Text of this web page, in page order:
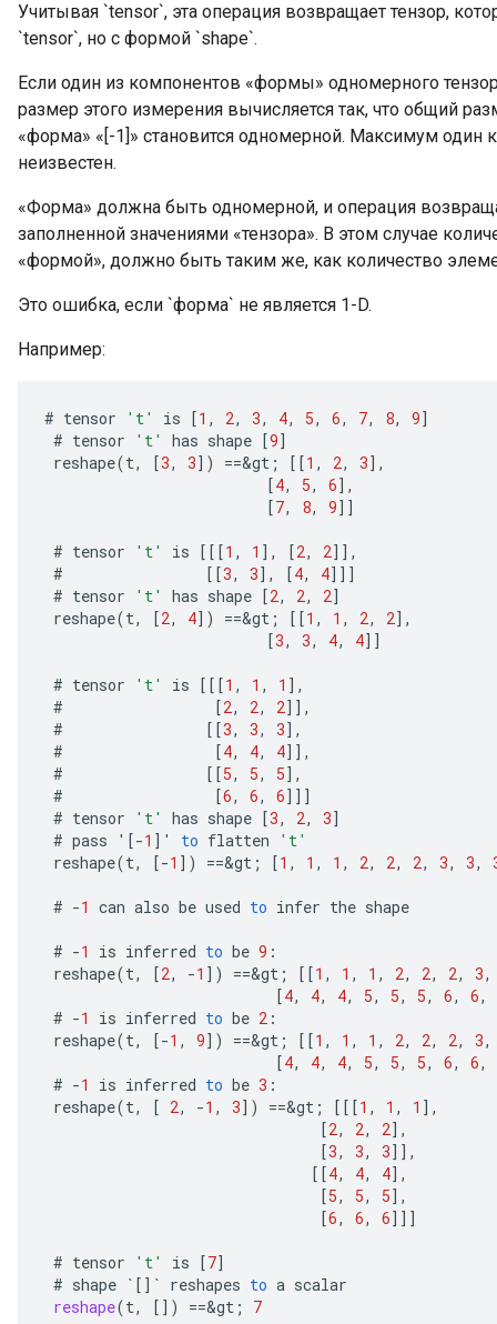
Учитывая `tensor`, эта операция возвращает тензор,
`tensor`, но с формой `shape`.
Если один из компонентов «формы» одномерного
размер этого измерения вычисляется так, что общий
«форма» «[-1]» становится одномерной. Максимум
неизвестен.
«Форма» должна быть одномерной, и операция
заполненной значениями «тензора». В этом случае
«формой», должно быть таким же, как количество
Это ошибка, если `форма` не является 1-D.
Например:
# tensor 't' is [1 , 2, 3, 4, 5, 6, 7, 8, 9]
# tensor 't' has shape [9]
reshape(t, [3, 3] ) ==&gt ; [[1 , 2, 3] ,
[4, 5, 6] ,
[7, 8, 9]]
# tensor 't' is [[[1 , 1 ] , [2, 2]] ,
#
[[3, 3] , [4, 4]]]
# tensor 't' has shape [2, 2, 2]
reshape(t, [2, 4] ) ==&gt ; [[1 , 1 , 2, 2] ,
[3, 3, 4, 4]]
# tensor 't' is [[[1 , 1 , 1 ] ,
#
[2, 2, 2]] ,
#
[[3, 3, 3] ,
#
[4, 4, 4]] ,
#
[[5, 5, 5] ,
#
[6, 6, 6]]]
# tensor 't' has shape [3, 2, 3]
# pass ' [-1 ] ' to flatten
't'
reshape(t, [-1 ] ) ==&gt ; [1 , 1 , 1 , 2, 2, 2, 3, 3,
# -1 can also be used to infer the shape
# -1 is inferred to be 9 :
reshape(t, [2, -1 ] ) ==&gt ; [[1 , 1 , 1 , 2, 2, 2, 3,
[4, 4, 4, 5, 5, 5, 6, 6,
# -1 is inferred to be 2 :
reshape(t, [-1 , 9] ) ==&gt ; [[1 , 1 , 1 , 2, 2, 2, 3,
[4, 4, 4, 5, 5, 5, 6, 6,
# -1 is inferred to be 3 :
reshape(t, [ 2, -1 , 3] ) ==&gt ; [[[1 , 1 , 1 ] ,
[2, 2, 2] ,
[3, 3, 3]] ,
[[4, 4, 4] ,
[5, 5, 5] ,
[6, 6, 6]]]
# tensor 't' is [7]
# shape ` [] ` reshapes to a scalar
reshape(t, [] ) ==&gt ; 7